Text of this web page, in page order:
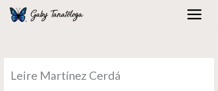
Leire Martínez Cerdá